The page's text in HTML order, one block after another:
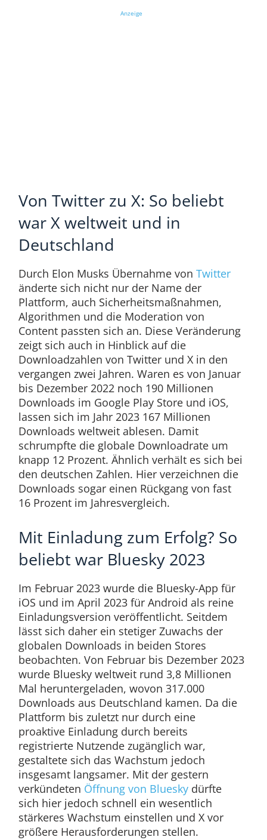
Anzeige
Von Twitter zu X: So beliebt
war X weltweit und in
Deutschland
Durch Elon Musks Übernahme von Twitter
änderte sich nicht nur der Name der
Plattform, auch Sicherheitsmaßnahmen,
Algorithmen und die Moderation von
Content passten sich an. Diese Veränderung
zeigt sich auch in Hinblick auf die
Downloadzahlen von Twitter und X in den
vergangen zwei Jahren. Waren es von Januar
bis Dezember 2022 noch 190 Millionen
Downloads im Google Play Store und iOS,
lassen sich im Jahr 2023 167 Millionen
Downloads weltweit ablesen. Damit
schrumpfte die globale Downloadrate um
knapp 12 Prozent. Ähnlich verhält es sich bei
den deutschen Zahlen. Hier verzeichnen die
Downloads sogar einen Rückgang von fast
16 Prozent im Jahresvergleich.
Mit Einladung zum Erfolg? So
beliebt war Bluesky 2023
Im Februar 2023 wurde die Bluesky-App für
iOS und im April 2023 für Android als reine
Einladungsversion veröffentlicht. Seitdem
lässt sich daher ein stetiger Zuwachs der
globalen Downloads in beiden Stores
beobachten. Von Februar bis Dezember 2023
wurde Bluesky weltweit rund 3,8 Millionen
Mal heruntergeladen, wovon 317.000
Downloads aus Deutschland kamen. Da die
Plattform bis zuletzt nur durch eine
proaktive Einladung durch bereits
registrierte Nutzende zugänglich war,
gestaltete sich das Wachstum jedoch
insgesamt langsamer. Mit der gestern
verkündeten Öffnung von Blueskydürfte
sich hier jedoch schnell ein wesentlich
stärkeres Wachstum einstellen und X vor
größere Herausforderungen stellen.